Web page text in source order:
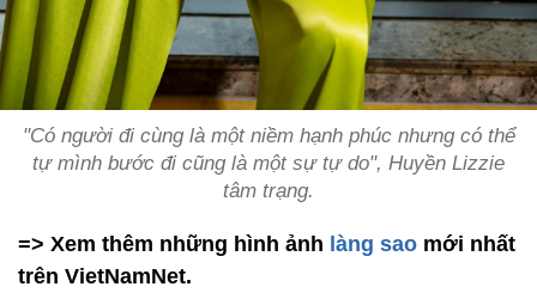
"Có người đi cùng là một niềm hạnh phúc nhưng có thể
tự mình bước đi cũng là một sự tự do", Huyền Lizzie
tâm trạng.
=> Xem thêm những hình ảnh làng sao mới nhất
trên VietNamNet.